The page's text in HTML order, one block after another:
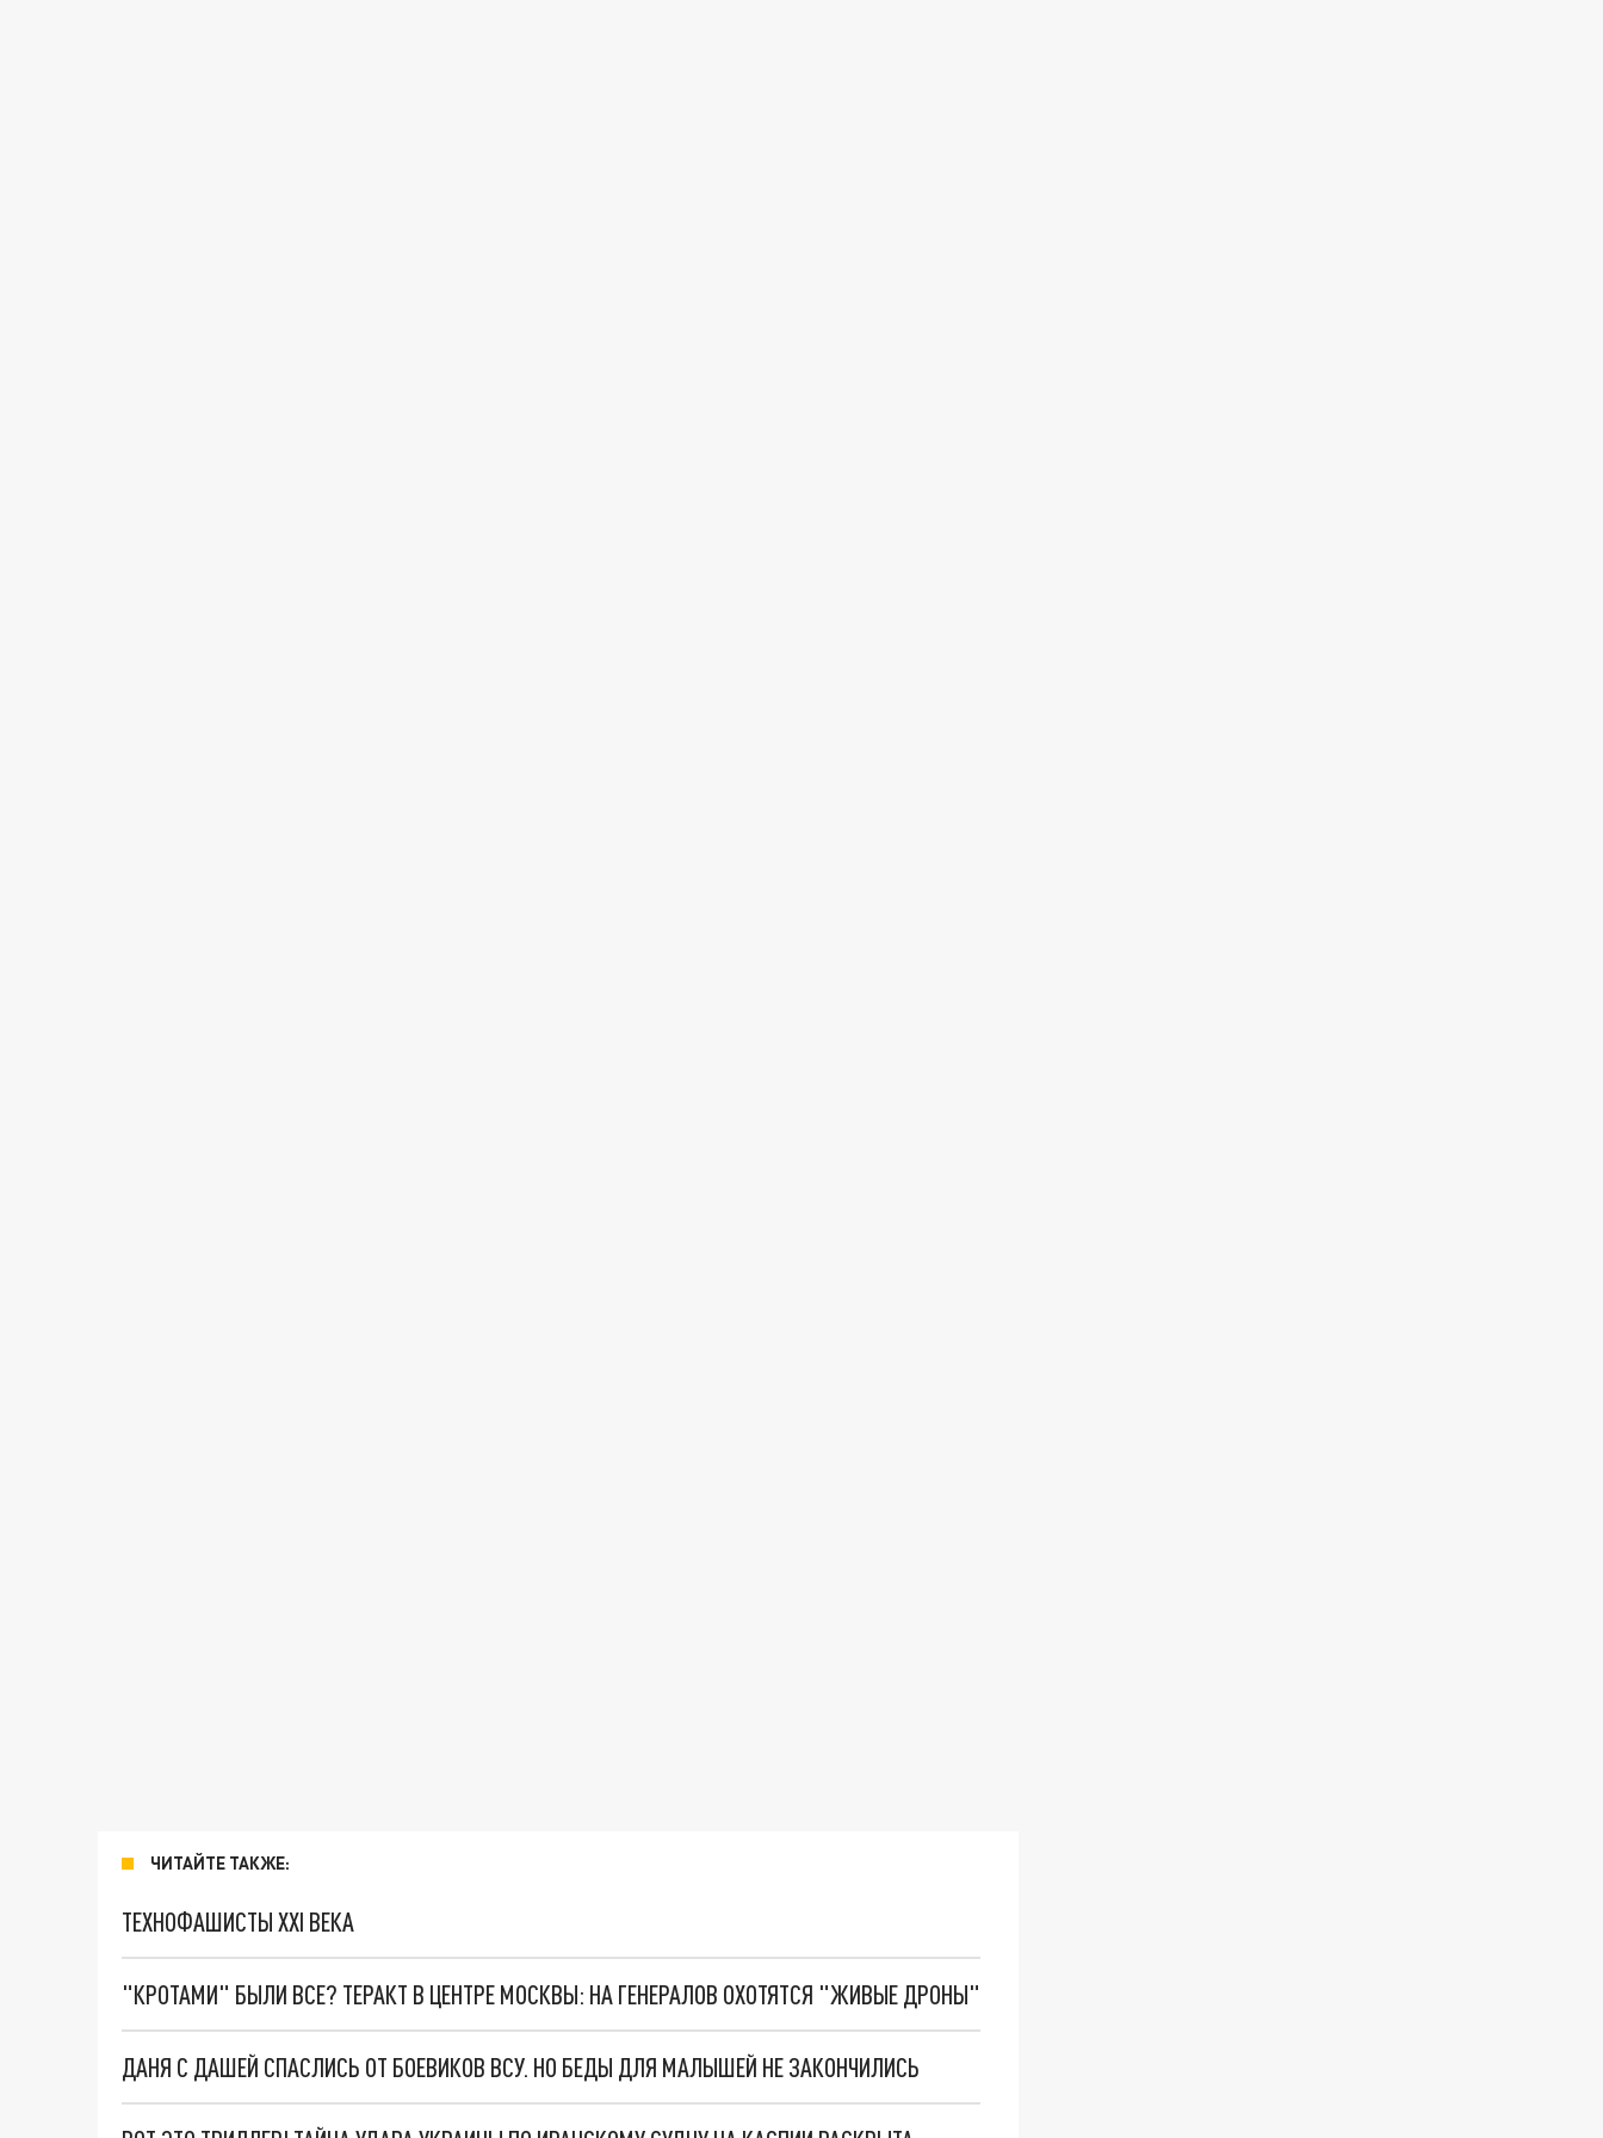
ЧИТАЙТЕ ТАКЖЕ:
ТЕХНОФАШИСТЫ XXI ВЕКА
"КРОТАМИ" БЫЛИ ВСЕ? ТЕРАКТ В ЦЕНТРЕ МОСКВЫ: НА ГЕНЕРАЛОВ ОХОТЯТСЯ "ЖИВЫЕ ДРОНЫ"
ДАНЯ С ДАШЕЙ СПАСЛИСЬ ОТ БОЕВИКОВ ВСУ. НО БЕДЫ ДЛЯ МАЛЫШЕЙ НЕ ЗАКОНЧИЛИСЬ